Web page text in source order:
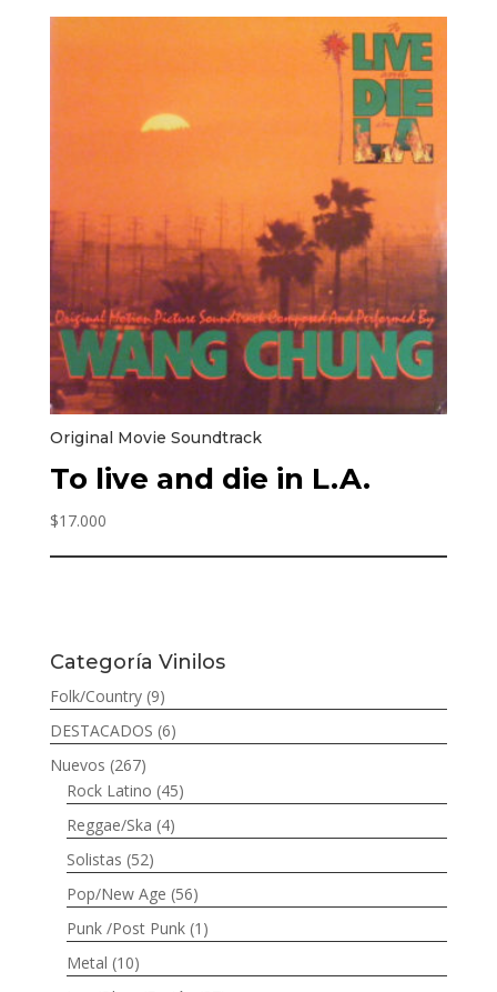
Original Movie Soundtrack
To live and die in L.A.
$17.000
Categoría Vinilos
Folk/Country (9)
DESTACADOS (6)
Nuevos (267)
Rock Latino (45)
Reggae/Ska (4)
Solistas (52)
Pop/New Age (56)
Punk /Post Punk (1)
Metal (10)